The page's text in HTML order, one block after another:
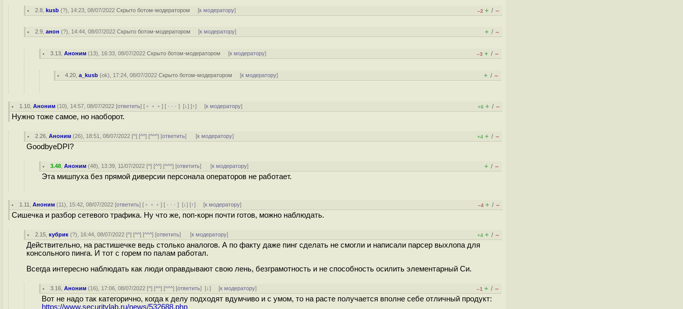
2.8 ,kusb (?), 14:23, 08/07/2022Скрыто ботом-модератором [к модератору] –2 + / –
2.9 ,анон (?), 14:44, 08/07/2022Скрыто ботом-модератором [к модератору] + / –
3.13 ,Аноним (13), 16:33, 08/07/2022Скрыто ботом-модератором [к модератору] –3 + / –
4.20 ,a_kusb (ok), 17:24, 08/07/2022Скрыто ботом-модератором [к модератору] + / –
1.10 ,Аноним (10), 14:57, 08/07/2022 [ответить] [ ﹢﹢﹢] [ · · ·][↓] [↑] [к модератору] +6 + / –
Нужно тоже самое, но наоборот.
2.26 ,Аноним (26), 18:51, 08/07/2022 [^] [^^] [^^^] [ответить] [к модератору] +4 + / –
GoodbyeDPI?
3.48 ,Аноним (48), 13:39, 11/07/2022 [^] [^^] [^^^] [ответить] [к модератору] + / –
Эта мишпуха без прямой диверсии персонала операторов не работает.
1.11 ,Аноним (11), 15:42, 08/07/2022 [ответить] [ ﹢﹢﹢] [ · · ·][↓] [↑] [к модератору] –4 + / –
Сишечка и разбор сетевого трафика. Ну что же, поп-корн почти готов, можно наблюдать.
2.15 ,кубрик (?), 16:44, 08/07/2022 [^] [^^] [^^^] [ответить] [к модератору] +4 + / –
Действительно, на растишечке ведь столько аналогов. А по факту даже пинг сделать не смогли и написали парсер выхлопа для
консольного пинга. И тот с горем по палам работал.
Всегда интересно наблюдать как люди оправдывают свою лень, безграмотность и не способность осилить элементарный Си.
3.16 ,Аноним (16), 17:06, 08/07/2022 [^] [^^] [^^^] [ответить][↓] [к модератору] –1 + / –
Вот не надо так категорично, когда к делу подходят вдумчиво и с умом, то на расте получается вполне себе отличный продукт:
https://www.securitylab.ru/news/532688.php